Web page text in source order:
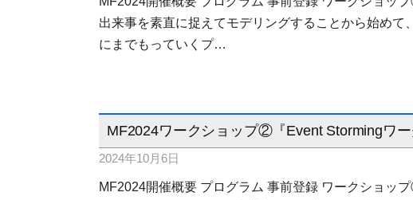
出来事を素直に捉えてモデリングすることから始め
にまでもっていくプ…
MF2024ワークショップ②『Event Stormingワー
2024年10月6日
MF2024開催概要 プログラム 事前登録 ワークショ